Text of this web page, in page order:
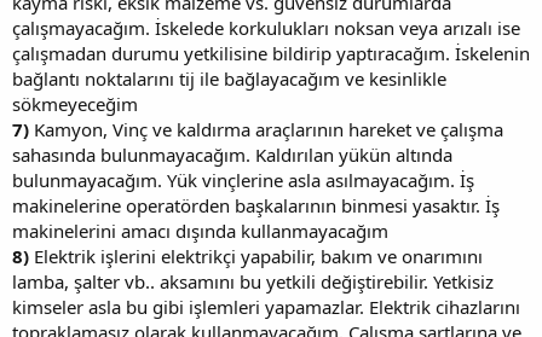
çalışmayacağım. İskelede korkulukları noksan veya arızalı ise
çalışmadan durumu yetkilisine bildirip yaptıracağım. İskelenin
bağlantı noktalarını tij ile bağlayacağım ve kesinlikle
sökmeyeceğim
7) Kamyon, Vinç ve kaldırma araçlarının hareket ve çalışma
sahasında bulunmayacağım. Kaldırılan yükün altında
bulunmayacağım. Yük vinçlerine asla asılmayacağım. İş
makinelerine operatörden başkalarının binmesi yasaktır. İş
makinelerini amacı dışında kullanmayacağım
8) Elektrik işlerini elektrikçi yapabilir, bakım ve onarımını
lamba, şalter vb.. aksamını bu yetkili değiştirebilir. Yetkisiz
kimseler asla bu gibi işlemleri yapamazlar. Elektrik cihazlarını
topraklamasız olarak kullanmayacağım. Çalışma şartlarına ve